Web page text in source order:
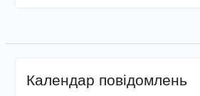
Календар повідомлень